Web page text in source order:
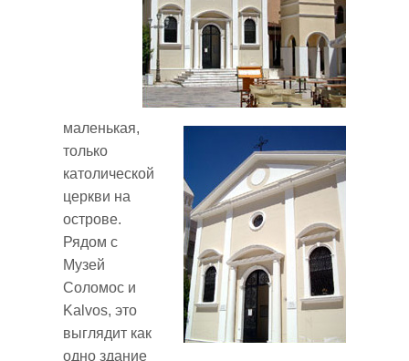
маленькая,
только
католической
церкви на
острове.
Рядом с
Музей
Соломос и
Kalvos, это
выглядит как
одно здание